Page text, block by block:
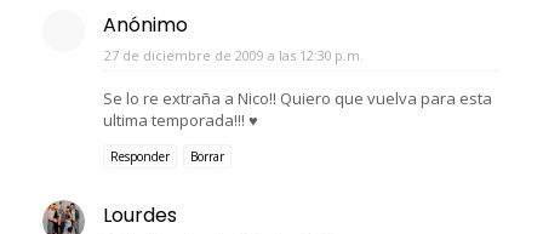
Anónimo
27 de diciembre de 2009 a las 12:30 p.m.
Se lo re extraña a Nico!! Quiero que vuelva para esta
ultima temporada!!! ♥
Responder Borrar
Lourdes